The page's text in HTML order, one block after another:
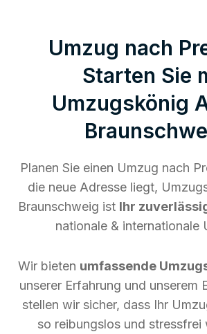
Umzug nach
Starten Sie
Umzugskönig
Planen Sie einen Umzug nach
die neue Adresse liegt,
Braunschweig ist Ihr
nationale & internationale
Wir bieten umfassende
unserer Erfahrung und unserem
stellen wir sicher, dass Ihr
so reibungslos und stressfrei